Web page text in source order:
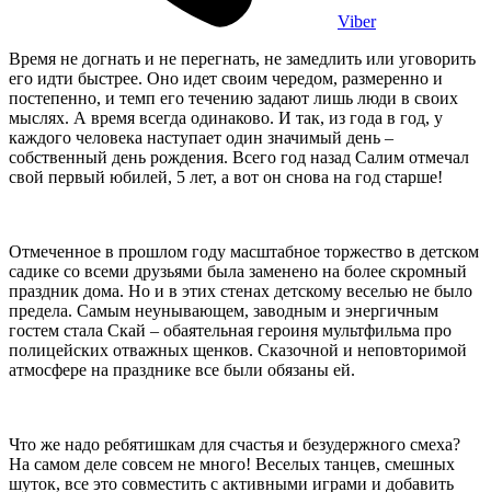
Viber
Время не догнать и не перегнать, не замедлить или уговорить
его идти быстрее. Оно идет своим чередом, размеренно и
постепенно, и темп его течению задают лишь люди в своих
мыслях. А время всегда одинаково. И так, из года в год, у
каждого человека наступает один значимый день –
собственный день рождения. Всего год назад Салим отмечал
свой первый юбилей, 5 лет, а вот он снова на год старше!
Отмеченное в прошлом году масштабное торжество в детском
садике со всеми друзьями была заменено на более скромный
праздник дома. Но и в этих стенах детскому веселью не было
предела. Самым неунывающем, заводным и энергичным
гостем стала Скай – обаятельная героиня мультфильма про
полицейских отважных щенков. Сказочной и неповторимой
атмосфере на празднике все были обязаны ей.
Что же надо ребятишкам для счастья и безудержного смеха?
На самом деле совсем не много! Веселых танцев, смешных
шуток, все это совместить с активными играми и добавить